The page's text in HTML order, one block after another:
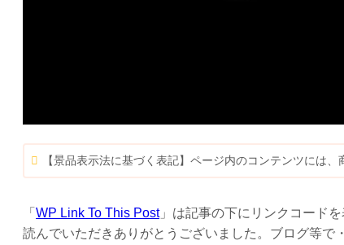
【景品表示法に基づく表記】ページ内のコンテンツには
「 WP Link To This Post」は記事の下にリンクコード
読んでいただきありがとうございました。ブログ等で